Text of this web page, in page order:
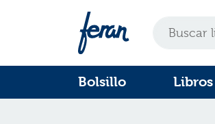
Bolsillo Libros